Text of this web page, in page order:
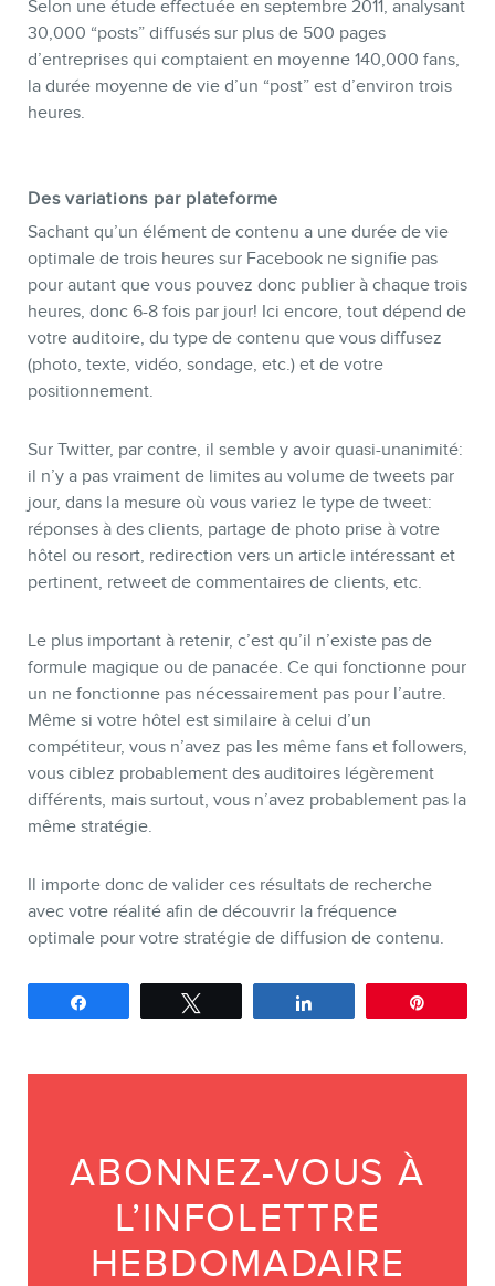
Selon une étude effectuée en septembre 2011, analysant
30,000 “posts” diffusés sur plus de 500 pages
d’entreprises qui comptaient en moyenne 140,000 fans,
la durée moyenne de vie d’un “post” est d’environ trois
heures.
Des variations par plateforme
Sachant qu’un élément de contenu a une durée de vie
optimale de trois heures sur Facebook ne signifie pas
pour autant que vous pouvez donc publier à chaque trois
heures, donc 6-8 fois par jour! Ici encore, tout dépend de
votre auditoire, du type de contenu que vous diffusez
(photo, texte, vidéo, sondage, etc.) et de votre
positionnement.
Sur Twitter, par contre, il semble y avoir quasi-unanimité:
il n’y a pas vraiment de limites au volume de tweets par
jour, dans la mesure où vous variez le type de tweet:
réponses à des clients, partage de photo prise à votre
hôtel ou resort, redirection vers un article intéressant et
pertinent, retweet de commentaires de clients, etc.
Le plus important à retenir, c’est qu’il n’existe pas de
formule magique ou de panacée. Ce qui fonctionne pour
un ne fonctionne pas nécessairement pas pour l’autre.
Même si votre hôtel est similaire à celui d’un
compétiteur, vous n’avez pas les même fans et followers,
vous ciblez probablement des auditoires légèrement
différents, mais surtout, vous n’avez probablement pas la
même stratégie.
Il importe donc de valider ces résultats de recherche
avec votre réalité afin de découvrir la fréquence
optimale pour votre stratégie de diffusion de contenu.
ABONNEZ-VOUS À
L’INFOLETTRE
HEBDOMADAIRE